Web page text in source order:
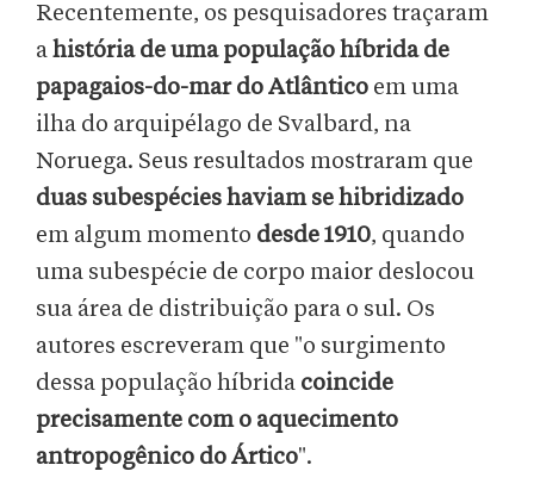
Recentemente, os pesquisadores traçaram
ahistória de uma população híbrida de
papagaios-do-mar do Atlântico em uma
ilha do arquipélago de Svalbard, na
Noruega. Seus resultados mostraram que
duas subespécies haviam se hibridizado
em algum momento desde 1910, quando
uma subespécie de corpo maior deslocou
sua área de distribuição para o sul. Os
autores escreveram que "o surgimento
dessa população híbrida coincide
precisamente com o aquecimento
antropogênico do Ártico".